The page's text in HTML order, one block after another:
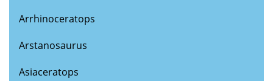
Arrhinoceratops
Arstanosaurus
Asiaceratops